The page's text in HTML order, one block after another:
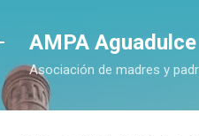
AMPA Aguadulce
Asociación de madres y